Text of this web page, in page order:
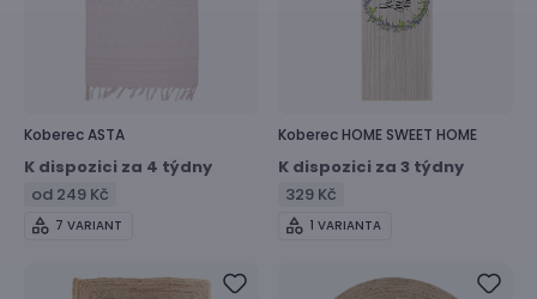
KoberecASTA
K dispozici za 4 týdny
od 249 Kč
7 VARIANT
KoberecHOME SWEET HOME
K dispozici za 3 týdny
329 Kč
1 VARIANTA